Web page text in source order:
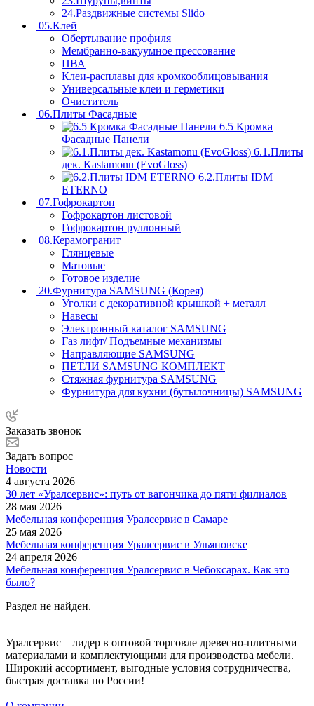
24.Раздвижные системы Slido
05.Клей
Обертывание профиля
Мембранно-вакуумное прессование
ПВА
Клеи-расплавы для кромкооблицовывания
Универсальные клеи и герметики
Очиститель
06.Плиты Фасадные
6.5 Кромка
Фасадные Панели
6.1.Плиты
дек. Kastamonu (EvoGloss)
6.2.Плиты IDM
ETERNO
07.Гофрокартон
Гофрокартон листовой
Гофрокартон руллонный
08.Керамогранит
Глянцевые
Матовые
Готовое изделие
20.Фурнитура SAMSUNG (Корея)
Уголки с декоративной крышкой + металл
Навесы
Электронный каталог SAMSUNG
Газ лифт/ Подъемные механизмы
Направляющие SAMSUNG
ПЕТЛИ SAMSUNG КОМПЛЕКТ
Стяжная фурнитура SAMSUNG
Фурнитура для кухни (бутылочницы) SAMSUNG
Заказать звонок
Задать вопрос
Новости
4 августа 2026
30 лет «Уралсервис»: путь от вагончика до пяти филиалов
28 мая 2026
Мебельная конференция Уралсервис в Самаре
25 мая 2026
Мебельная конференция Уралсервис в Ульяновске
24 апреля 2026
Мебельная конференция Уралсервис в Чебоксарах. Как это
было?
Раздел не найден.
Уралсервис – лидер в оптовой торговле древесно-плитными
материалами и комплектующими для производства мебели.
Широкий ассортимент, выгодные условия сотрудничества,
быстрая доставка по России!